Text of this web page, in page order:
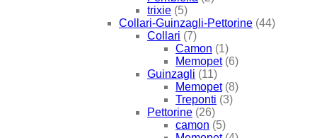
trixie (5)
Collari-Guinzagli-Pettorine (44)
Collari (7)
Camon (1)
Memopet (6)
Guinzagli (11)
Memopet (8)
Treponti (3)
Pettorine (26)
camon (5)